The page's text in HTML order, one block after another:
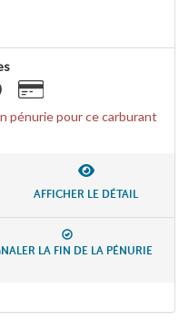
pénurie pour ce carburant
AFFICHER LE DÉTAIL
LA FIN DE LA PÉNURIE